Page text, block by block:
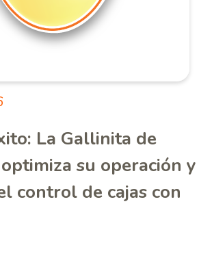
La Gallinita de
su operación y
control de cajas con